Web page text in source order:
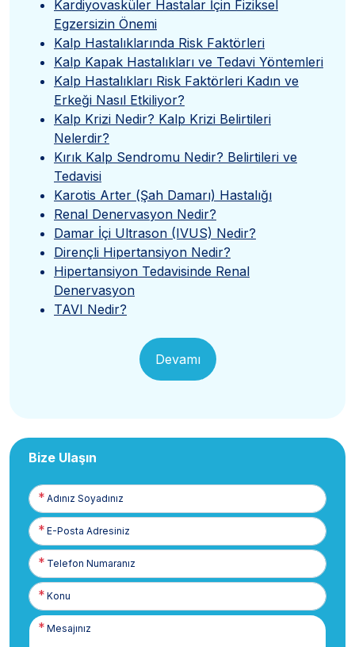
Kardiyovasküler Hastalar İçin Fiziksel
Egzersizin Önemi
Kalp Hastalıklarında Risk Faktörleri
Kalp Kapak Hastalıkları ve Tedavi Yöntemleri
Kalp Hastalıkları Risk Faktörleri Kadın ve
Erkeği Nasıl Etkiliyor?
Kalp Krizi Nedir? Kalp Krizi Belirtileri
Nelerdir?
Kırık Kalp Sendromu Nedir? Belirtileri ve
Tedavisi
Karotis Arter (Şah Damarı) Hastalığı
Renal Denervasyon Nedir?
Damar İçi Ultrason (IVUS) Nedir?
Dirençli Hipertansiyon Nedir?
Hipertansiyon Tedavisinde Renal
Denervasyon
TAVI Nedir?
Devamı
Bize Ulaşın
Adınız
Soyadınız
E-
Posta
Telefon
Numaranız